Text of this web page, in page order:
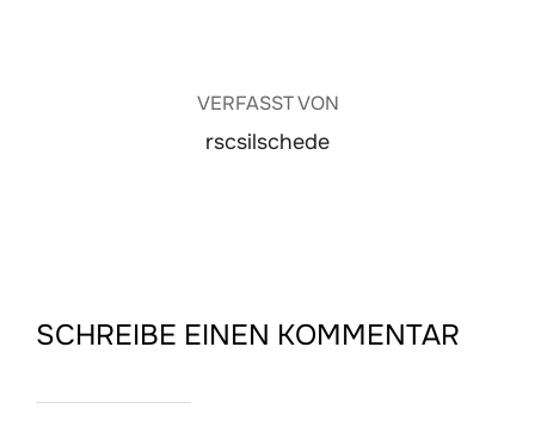
VERFASST VON
rscsilschede
SCHREIBE EINEN KOMMENTAR